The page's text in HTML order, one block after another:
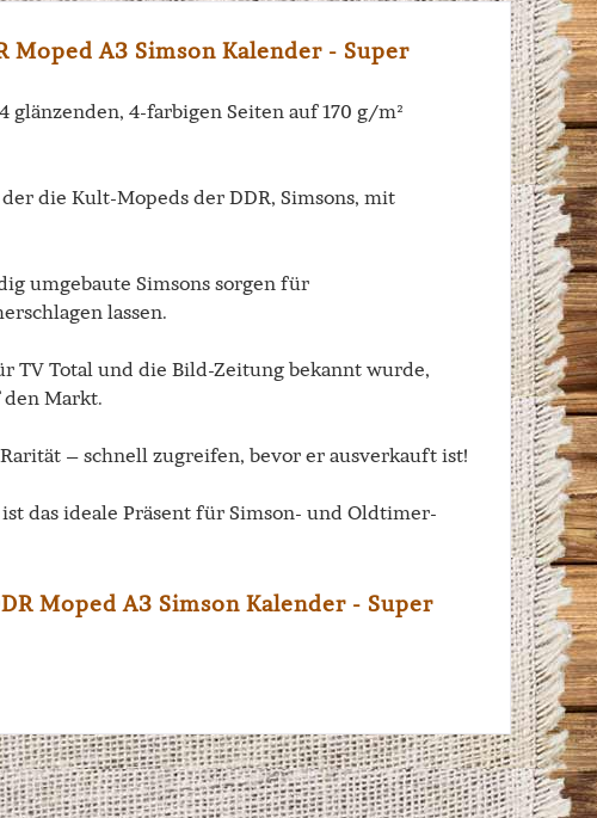
A3 Simson Kalender - Super
4-farbigen Seiten auf 170 g/m²
die Kult-Mopeds der DDR, Simsons, mit
umgebaute Simsons sorgen für
lassen.
TV Total und die Bild-Zeitung bekannt wurde,
den Markt.
– schnell zugreifen, bevor er ausverkauft ist!
das ideale Präsent für Simson- und Oldtimer-
Moped A3 Simson Kalender - Super